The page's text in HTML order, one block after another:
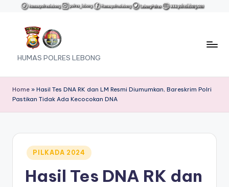
content
HUMAS POLRES LEBONG
Home » Hasil Tes DNA RK dan LM Resmi Diumumkan, Bareskrim Polri
Pastikan Tidak Ada Kecocokan DNA
Posted
in
PILKADA 2024
Hasil Tes DNA RK dan